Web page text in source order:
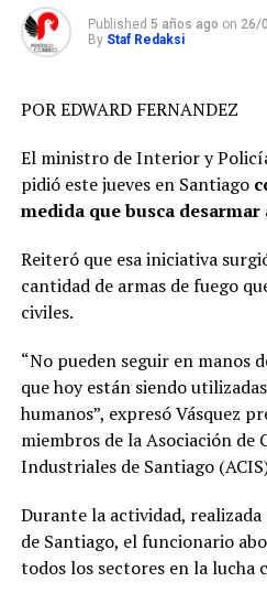
Published 5 años ago on 26/
By Staf Redaksi
POR EDWARD FERNANDEZ
El ministro de Interior y
pidió este jueves en Santiago
medida que busca
Reiteró que esa iniciativa
cantidad de armas de fuego
civiles.
“No pueden seguir en manos
que hoy están siendo
humanos”, expresó Vásquez
miembros de la Asociación de
Industriales de Santiago
Durante la actividad,
de Santiago, el funcionario
todos los sectores en la lucha